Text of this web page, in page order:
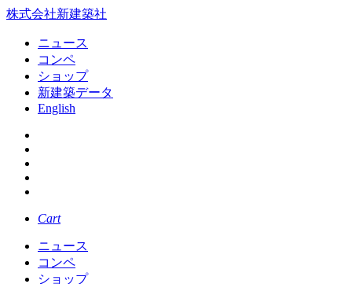
株式会社新建築社
ニュース
コンペ
ショップ
新建築データ
English
Cart
ニュース
コンペ
ショップ